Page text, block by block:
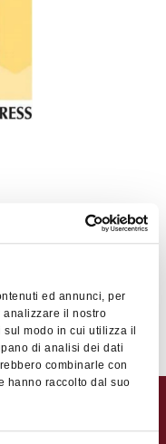
ed annunci, per
il nostro
modo in cui utilizza il
di analisi dei dati
combinarle con
hanno raccolto dal suo